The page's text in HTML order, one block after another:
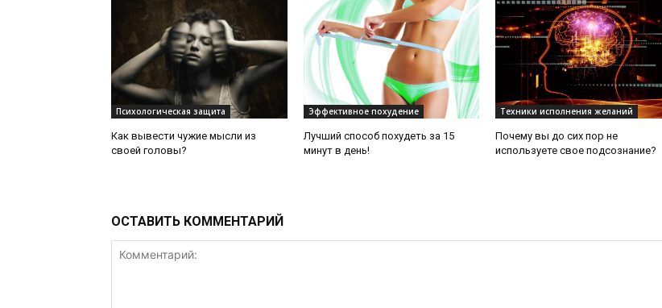
Психологическая защита
Как вывести чужие мысли из
своей головы?
Эффективное похудение
Лучший способ похудеть за 15
минут в день!
Техники исполнения желаний
Почему вы до сих пор не
используете свое подсознание?
ОСТАВИТЬ КОММЕНТАРИЙ